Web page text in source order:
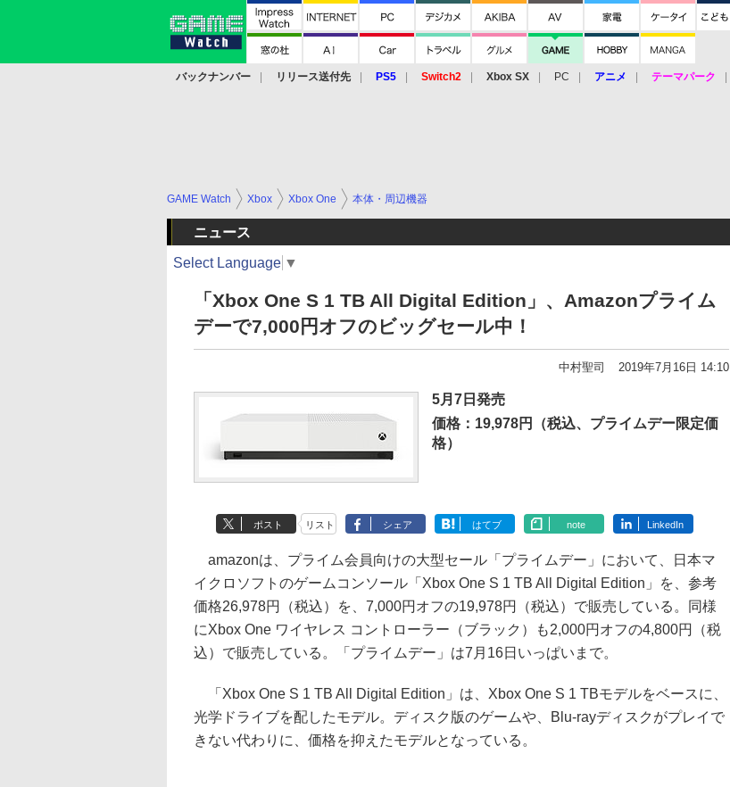
バックナンバー リリース送付先 PS5 Switch2 Xbox SX PC アニメ テーマパーク
GAME Watch Xbox Xbox One 本体・周辺機器
ニュース
Select Language ▼
「Xbox One S 1 TB All Digital Edition」、Amazonプライム
デーで7,000円オフのビッグセール中！
中村聖司 2019年7月16日 14:10
5月7日発売
価格：19,978円（税込、プライムデー限定価
格）
ポスト リスト シェア はてブ note LinkedIn
amazonは、プライム会員向けの大型セール「プライムデー」において、日本マ
イクロソフトのゲームコンソール「Xbox One S 1 TB All Digital Edition」を、参考
価格26,978円（税込）を、7,000円オフの19,978円（税込）で販売している。同様
にXbox One ワイヤレス コントローラー（ブラック）も2,000円オフの4,800円（税
込）で販売している。「プライムデー」は7月16日いっぱいまで。
「Xbox One S 1 TB All Digital Edition」は、Xbox One S 1 TBモデルをベースに、
光学ドライブを配したモデル。ディスク版のゲームや、Blu-rayディスクがプレイで
きない代わりに、価格を抑えたモデルとなっている。